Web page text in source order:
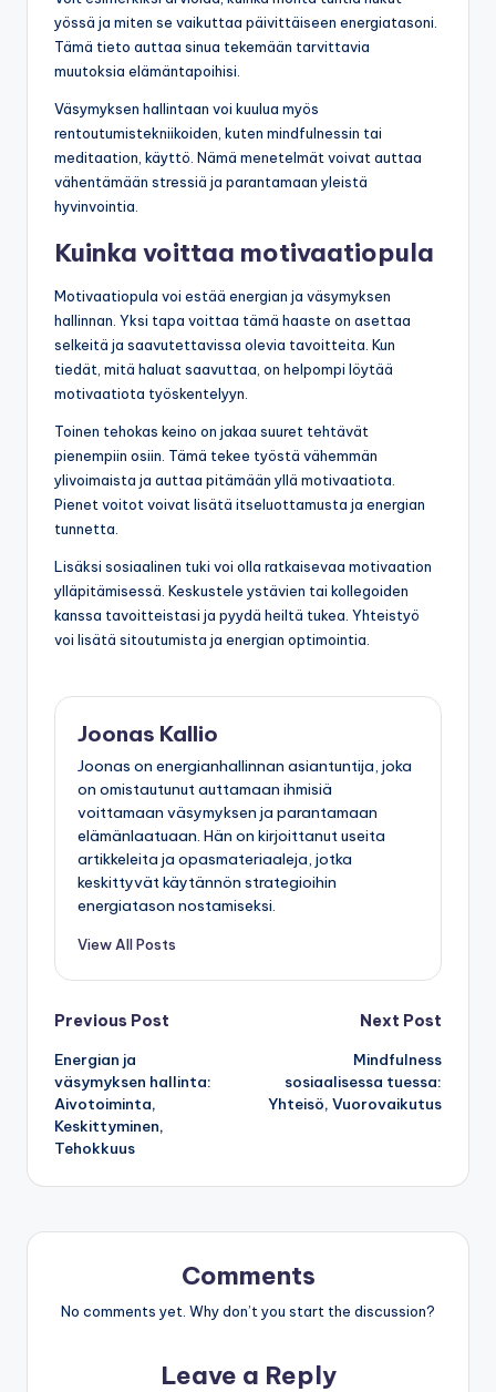
yössä ja miten se vaikuttaa päivittäiseen energiatasoni.
Tämä tieto auttaa sinua tekemään tarvittavia
muutoksia elämäntapoihisi.
Väsymyksen hallintaan voi kuulua myös
rentoutumistekniikoiden, kuten mindfulnessin tai
meditaation, käyttö. Nämä menetelmät voivat auttaa
vähentämään stressiä ja parantamaan yleistä
hyvinvointia.
Kuinka voittaa motivaatiopula
Motivaatiopula voi estää energian ja väsymyksen
hallinnan. Yksi tapa voittaa tämä haaste on asettaa
selkeitä ja saavutettavissa olevia tavoitteita. Kun
tiedät, mitä haluat saavuttaa, on helpompi löytää
motivaatiota työskentelyyn.
Toinen tehokas keino on jakaa suuret tehtävät
pienempiin osiin. Tämä tekee työstä vähemmän
ylivoimaista ja auttaa pitämään yllä motivaatiota.
Pienet voitot voivat lisätä itseluottamusta ja energian
tunnetta.
Lisäksi sosiaalinen tuki voi olla ratkaisevaa motivaation
ylläpitämisessä. Keskustele ystävien tai kollegoiden
kanssa tavoitteistasi ja pyydä heiltä tukea. Yhteistyö
voi lisätä sitoutumista ja energian optimointia.
Joonas Kallio
Joonas on energianhallinnan asiantuntija, joka
on omistautunut auttamaan ihmisiä
voittamaan väsymyksen ja parantamaan
elämänlaatuaan. Hän on kirjoittanut useita
artikkeleita ja opasmateriaaleja, jotka
keskittyvät käytännön strategioihin
energiatason nostamiseksi.
View All Posts
Post
navigation
Previous Post
Energian ja
väsymyksen hallinta:
Aivotoiminta,
Keskittyminen,
Tehokkuus
Next Post
Mindfulness
sosiaalisessa tuessa:
Yhteisö, Vuorovaikutus
Comments
No comments yet. Why don’t you start the discussion?
Leave a Reply